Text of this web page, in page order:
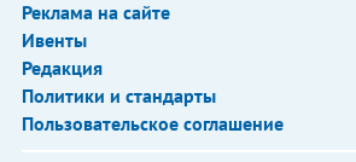
Реклама на сайте
Ивенты
Редакция
Политики и стандарты
Пользовательское соглашение